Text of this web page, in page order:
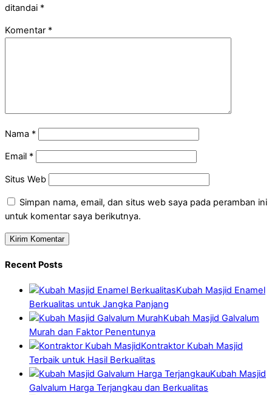
ditandai *
Komentar *
Nama *
Email *
Situs Web
Simpan nama, email, dan situs web saya pada peramban ini
untuk komentar saya berikutnya.
Recent Posts
Kubah Masjid Enamel
Berkualitas untuk Jangka Panjang
Kubah Masjid Galvalum
Murah dan Faktor Penentunya
Kontraktor Kubah Masjid
Terbaik untuk Hasil Berkualitas
Kubah Masjid
Galvalum Harga Terjangkau dan Berkualitas